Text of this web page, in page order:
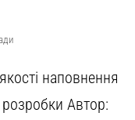
наповнення
розробки Автор: